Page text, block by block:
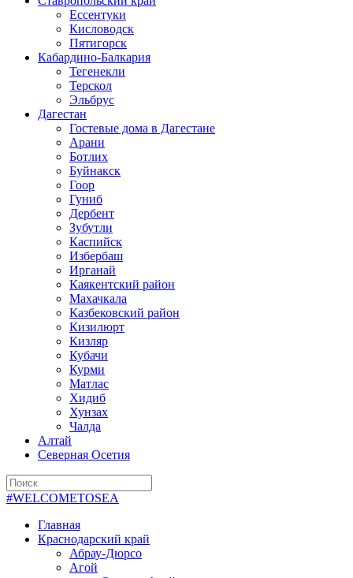
Ессентуки
Кисловодск
Пятигорск
Кабардино-Балкария
Тегенекли
Терскол
Эльбрус
Дагестан
Гостевые дома в Дагестане
Арани
Ботлих
Буйнакск
Гоор
Гуниб
Дербент
Зубутли
Каспийск
Избербаш
Ирганай
Каякентский район
Махачкала
Казбековский район
Кизилюрт
Кизляр
Кубачи
Курми
Матлас
Хидиб
Хунзах
Чалда
Алтай
Северная Осетия
#WELCOMETOSEA
Главная
Краснодарский край
Абрау-Дюрсо
Агой